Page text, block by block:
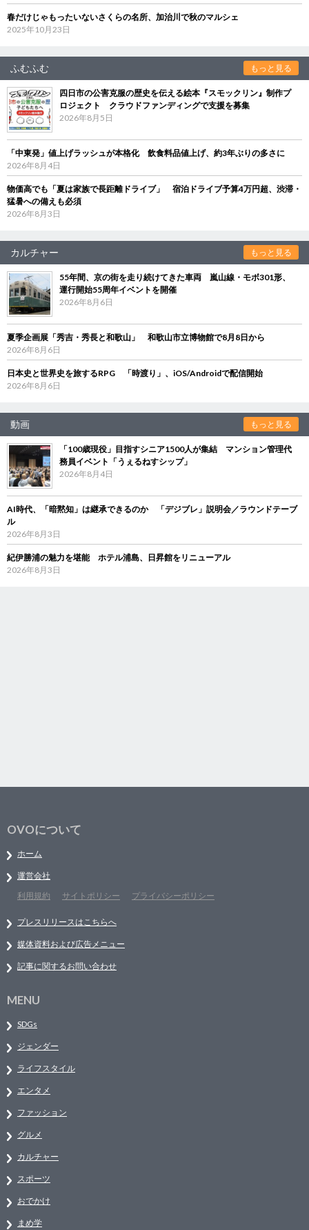
春だけじゃもったいないさくらの名所、加治川で秋のマルシェ
2025年10月23日
ふむふむ もっと見る
四日市の公害克服の歴史を伝える絵本『スモックリン』制作プ
ロジェクト クラウドファンディングで支援を募集
2026年8月5日
「中東発」値上げラッシュが本格化 飲食料品値上げ、約3年ぶりの多さに
2026年8月4日
物価高でも「夏は家族で長距離ドライブ」 宿泊ドライブ予算4万円超、渋滞・
猛暑への備えも必須
2026年8月3日
カルチャー もっと見る
55年間、京の街を走り続けてきた車両 嵐山線・モボ301形、
運行開始55周年イベントを開催
2026年8月6日
夏季企画展「秀吉・秀長と和歌山」 和歌山市立博物館で8月8日から
2026年8月6日
日本史と世界史を旅するRPG 「時渡り」、iOS/Androidで配信開始
2026年8月6日
動画 もっと見る
「100歳現役」目指すシニア1500人が集結 マンション管理代
務員イベント「うぇるねすシップ」
2026年8月4日
AI時代、「暗黙知」は継承できるのか 「デジブレ」説明会／ラウンドテーブ
ル
2026年8月3日
紀伊勝浦の魅力を堪能 ホテル浦島、日昇館をリニューアル
2026年8月3日
OVOについて
ホーム
運営会社
利用規約
サイトポリシー プライバシーポリシー
プレスリリースはこちらへ
媒体資料および広告メニュー
記事に関するお問い合わせ
MENU
SDGs
ジェンダー
ライフスタイル
エンタメ
ファッション
グルメ
カルチャー
スポーツ
おでかけ
まめ学